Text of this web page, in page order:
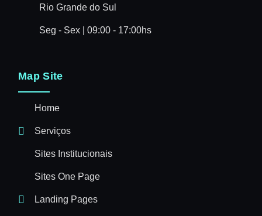
Rio Grande do Sul
Seg - Sex | 09:00 - 17:00hs
Map Site
Home
Serviços
Sites Institucionais
Sites One Page
Landing Pages